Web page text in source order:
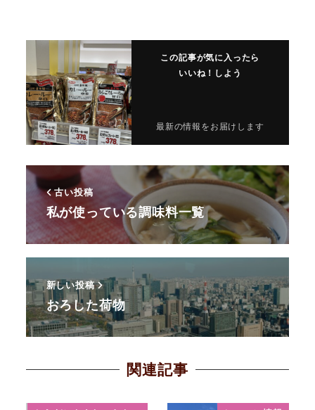
この記事が気に入ったら
いいね！しよう
最新の情報をお届けします
古い投稿
私が使っている調味料一覧
新しい投稿
おろした荷物
関連記事